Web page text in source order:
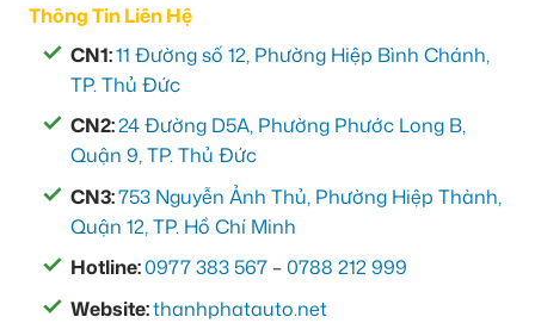
Thông Tin Liên Hệ
CN1:11 Đường số 12, Phường Hiệp Bình Chánh,
TP. Thủ Đức
CN2:24 Đường D5A, Phường Phước Long B,
Quận 9, TP. Thủ Đức
CN3:753 Nguyễn Ảnh Thủ, Phường Hiệp Thành,
Quận 12, TP. Hồ Chí Minh
Hotline:0977 383 567 –0788 212 999
Website:thanhphatauto.net